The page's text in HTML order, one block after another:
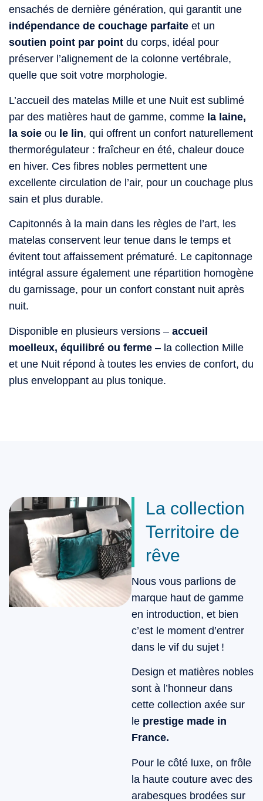
ensachés de dernière génération, qui garantit une
indépendance de couchage parfaite et un
soutien point par point du corps, idéal pour
préserver l’alignement de la colonne vertébrale,
quelle que soit votre morphologie.
L’accueil des matelas Mille et une Nuit est sublimé
par des matières haut de gamme, comme la laine,
la soie ou le lin, qui offrent un confort naturellement
thermorégulateur : fraîcheur en été, chaleur douce
en hiver. Ces fibres nobles permettent une
excellente circulation de l’air, pour un couchage plus
sain et plus durable.
Capitonnés à la main dans les règles de l’art, les
matelas conservent leur tenue dans le temps et
évitent tout affaissement prématuré. Le capitonnage
intégral assure également une répartition homogène
du garnissage, pour un confort constant nuit après
nuit.
Disponible en plusieurs versions – accueil
moelleux, équilibré ou ferme – la collection Mille
et une Nuit répond à toutes les envies de confort, du
plus enveloppant au plus tonique.
La collection
Territoire de
rêve
Nous vous parlions de
marque haut de gamme
en introduction, et bien
c’est le moment d’entrer
dans le vif du sujet !
Design et matières nobles
sont à l’honneur dans
cette collection axée sur
le prestige made in
France.
Pour le côté luxe, on frôle
la haute couture avec des
arabesques brodées sur